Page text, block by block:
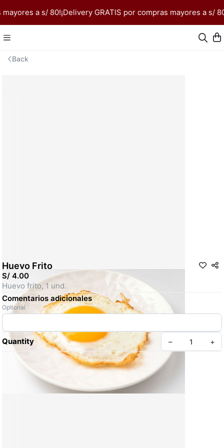
a s/ 80!¡Delivery GRATIS por compras mayores a s/
Back
Huevo Frito
S/ 4.00
Huevo frito, 1 und.
Comentarios adicionales
Optional
Quantity – +